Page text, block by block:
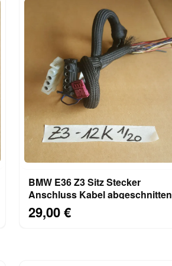
BMW E36 Z3 Sitz Stecker
Anschluss Kabel abgeschnitten
12 Einzel Kabel
29,00 €